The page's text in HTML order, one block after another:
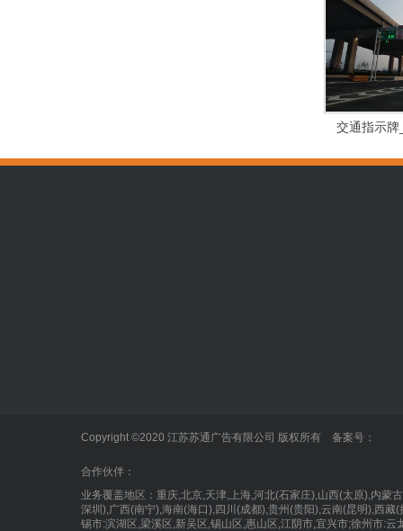
交通指示
LED显示屏
Copyright ©2020 江苏苏通广告有限公司 版权所有 备案号：
合作伙伴：
业务覆盖地区：重庆,北京,天津,上海,河北(石家庄),山西(太原),内蒙
深圳),广西(南宁),海南(海口),四川(成都),贵州(贵阳),云南(昆明),西
锡市:滨湖区,梁溪区,新吴区,锡山区,惠山区,江阴市,宜兴市;徐